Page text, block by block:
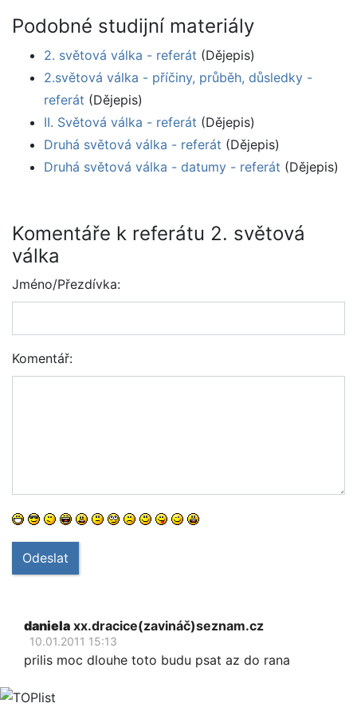
Podobné studijní materiály
2. světová válka - referát (Dějepis)
2.světová válka - příčiny, průběh, důsledky -
referát (Dějepis)
II. Světová válka - referát (Dějepis)
Druhá světová válka - referát (Dějepis)
Druhá světová válka - datumy - referát (Dějepis)
Komentáře k referátu 2. světová
válka
Jméno/Přezdívka:
Komentář:
Odeslat
daniela xx.dracice(zavináč)seznam.cz
10.01.2011 15:13
prilis moc dlouhe toto budu psat az do rana